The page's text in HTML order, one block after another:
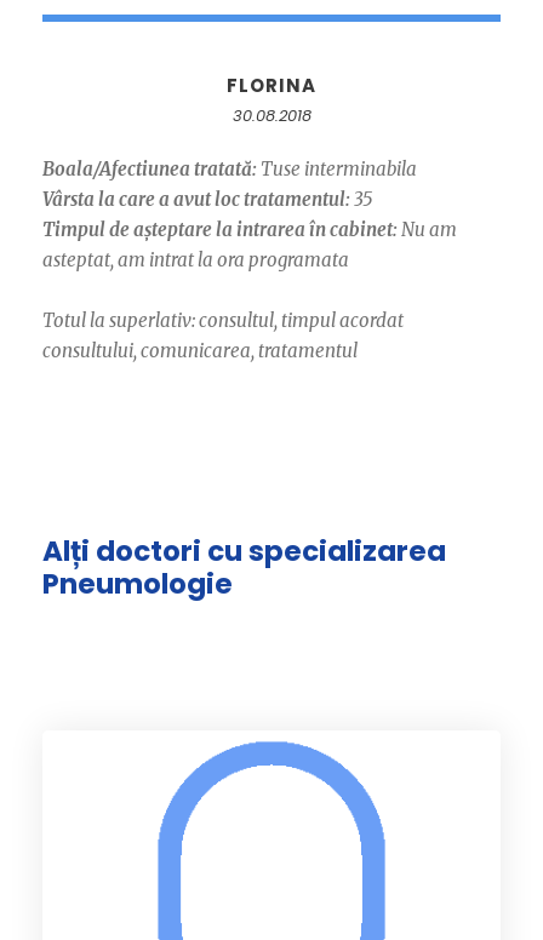
FLORINA
30.08.2018
Boala/Afectiunea tratată: Tuse interminabila
Vârsta la care a avut loc tratamentul: 35
Timpul de așteptare la intrarea în cabinet: Nu am
asteptat, am intrat la ora programata
Totul la superlativ: consultul, timpul acordat
consultului, comunicarea, tratamentul
Alți doctori cu specializarea
Pneumologie